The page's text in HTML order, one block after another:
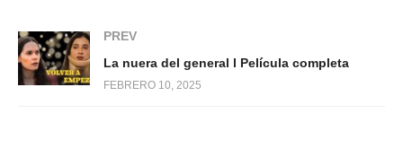
PREV
La nuera del general l Película completa
FEBRERO 10, 2025